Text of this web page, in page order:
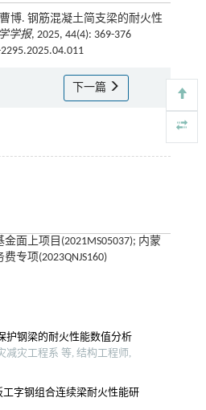
博. 钢筋混凝土简支梁的耐火性
学报, 2025, 44(4): 369-376
下一篇
面上项目(2021MS05037); 内蒙
专项(2023QNJS160)